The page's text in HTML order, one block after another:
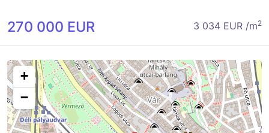
270 000 EUR 3 034 EUR /m2
+
−